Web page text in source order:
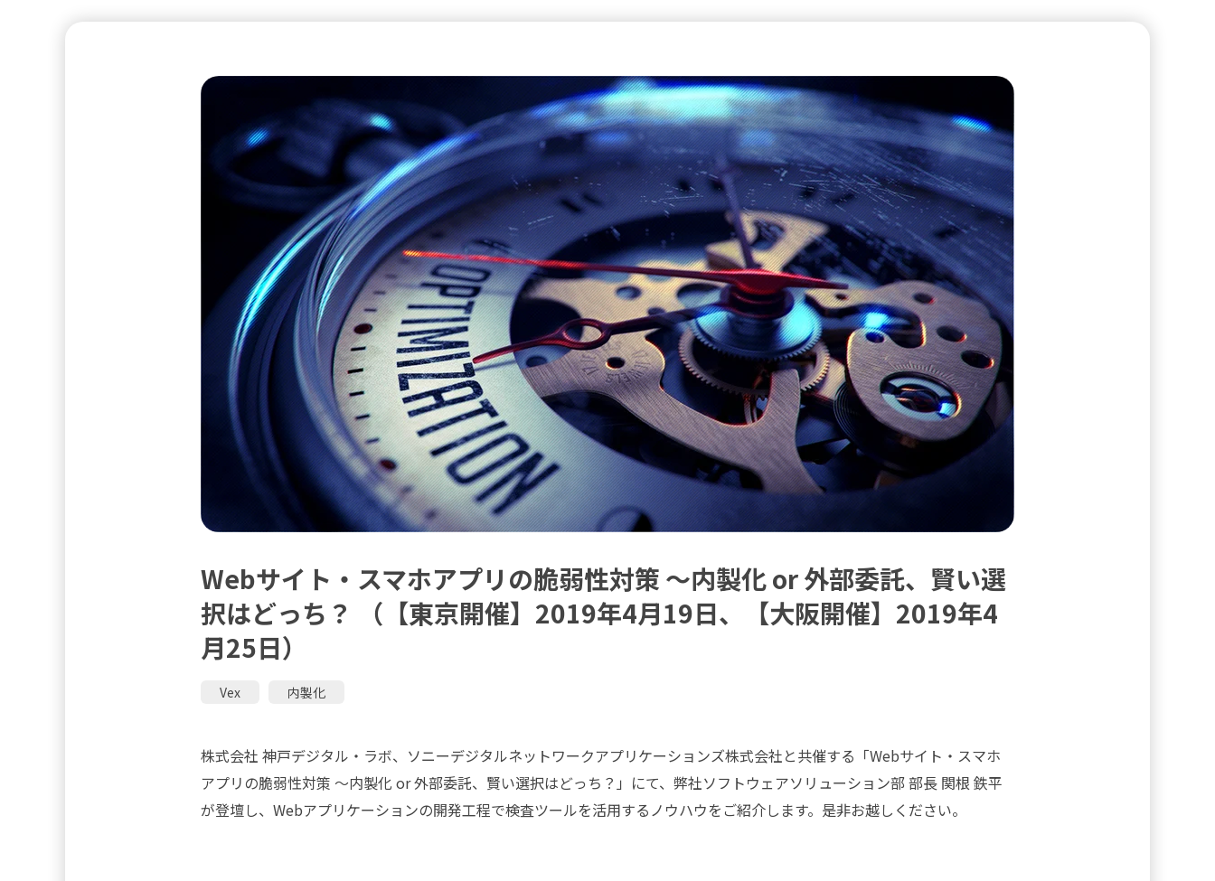
Webサイト・スマホアプリの脆弱性対策 ～内製化 or 外部委託、賢い選
択はどっち？ （【東京開催】2019年4月19日、【大阪開催】2019年4
月25日）
Vex 内製化
株式会社 神戸デジタル・ラボ、ソニーデジタルネットワークアプリケーションズ株式会社と共催する「Webサイト・スマホ
アプリの脆弱性対策 ～内製化 or 外部委託、賢い選択はどっち？」にて、弊社ソフトウェアソリューション部 部長 関根 鉄平
が登壇し、Webアプリケーションの開発工程で検査ツールを活用するノウハウをご紹介します。是非お越しください。